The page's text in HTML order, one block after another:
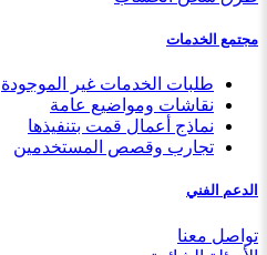
مجتمع الخدمات
طلبات الخدمات غير الموجودة
نقاشات ومواضيع عامة
نماذج أعمال قمت بتنفيذها
تجارب وقصص المستخدمين
الدعم الفني
تواصل معنا